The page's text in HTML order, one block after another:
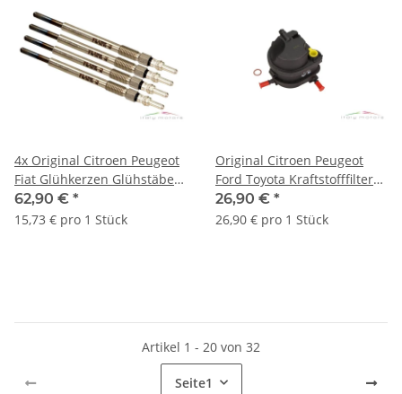
4x Original Citroen Peugeot
Fiat Glühkerzen Glühstäbe
Set 5960.F9
62,90 € *
15,73 € pro 1 Stück
Original Citroen Peugeot
Ford Toyota Kraftstofffilter
190199 1677302 SU001-
00892
26,90 € *
26,90 € pro 1 Stück
Artikel 1 - 20 von 32
Seite1